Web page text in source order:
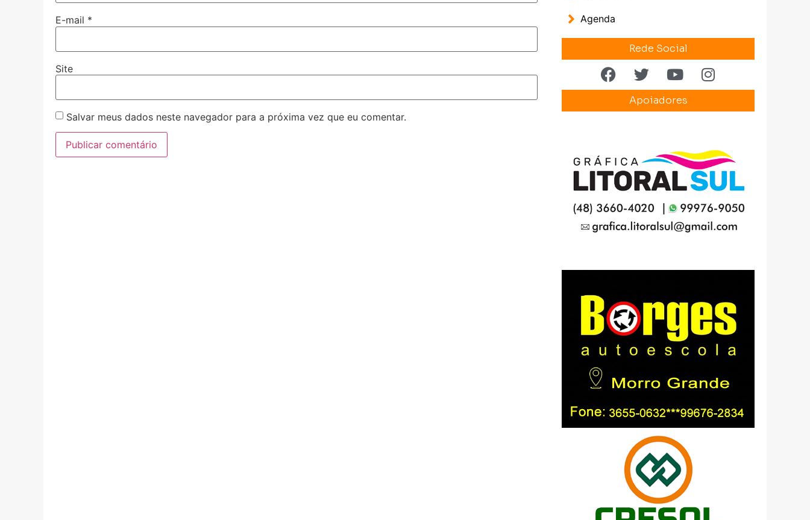
E-mail *
Site
Salvar meus dados neste navegador para a próxima vez que eu comentar.
Agenda
Rede Social
Apoiadores